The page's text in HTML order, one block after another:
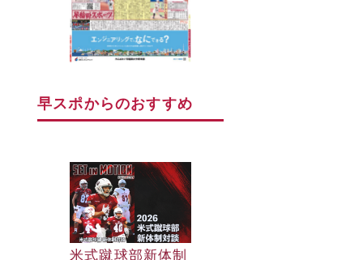
早スポからのおすすめ
早大野球部選手名
米式蹴球部新体制
早大野球部選手名